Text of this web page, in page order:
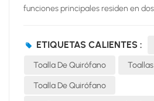
funciones principales residen en
es crucial para garantizar una
procedimientos médicos. En
ETIQUETAS CALIENTES :
Toalla De Quirófano
Toalla De Quirófano